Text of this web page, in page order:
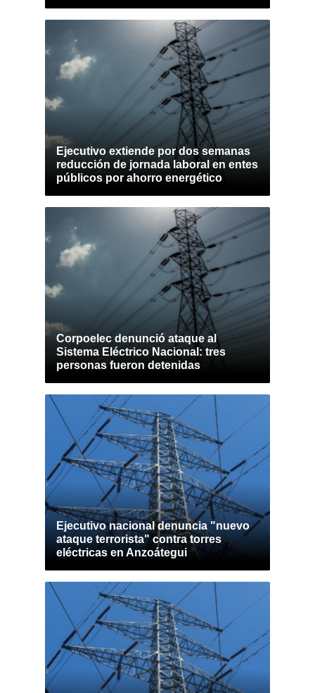
Ejecutivo extiende por dos semanas
reducción de jornada laboral en entes
públicos por ahorro energético
Corpoelec denunció ataque al
Sistema Eléctrico Nacional: tres
personas fueron detenidas
Ejecutivo nacional denuncia "nuevo
ataque terrorista" contra torres
eléctricas en Anzoátegui